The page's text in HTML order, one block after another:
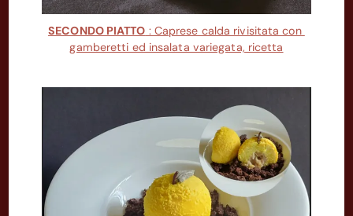
SECONDO PIATTO : Caprese calda rivisitata con
gamberetti ed insalata variegata, ricetta